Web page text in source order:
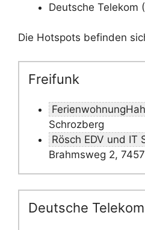
Deutsche Telekom
Die Hotspots befinden
Freifunk
Schrozberg
Rösch EDV und IT
Brahmsweg 2,
Deutsche Telekom